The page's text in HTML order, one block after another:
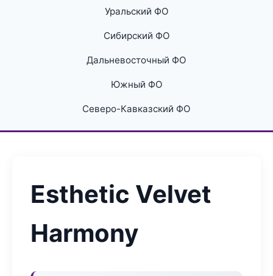
Уральский ФО
Сибирский ФО
Дальневосточный ФО
Южный ФО
Северо-Кавказский ФО
Esthetic Velvet
Harmony